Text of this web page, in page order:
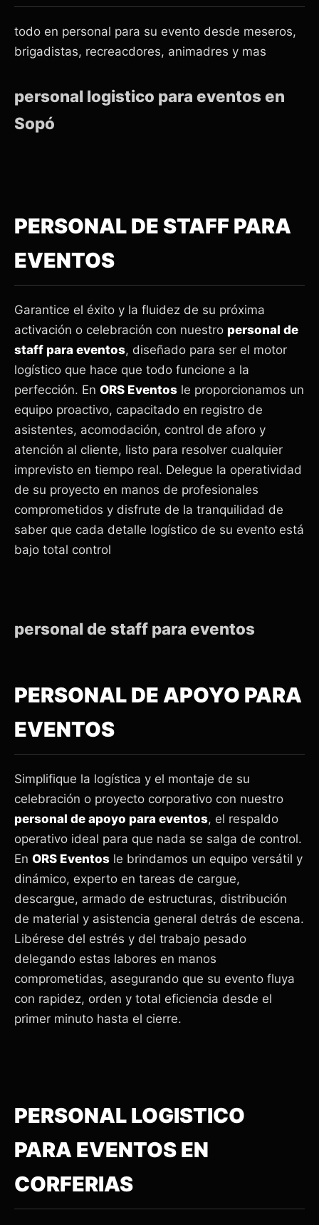
todo en personal para su evento desde meseros,
brigadistas, recreacdores, animadres y mas
personal logistico para eventos en
Sopó
PERSONAL DE STAFF PARA
EVENTOS
Garantice el éxito y la fluidez de su próxima
activación o celebración con nuestro personal de
staff para eventos, diseñado para ser el motor
logístico que hace que todo funcione a la
perfección. En ORS Eventos le proporcionamos un
equipo proactivo, capacitado en registro de
asistentes, acomodación, control de aforo y
atención al cliente, listo para resolver cualquier
imprevisto en tiempo real. Delegue la operatividad
de su proyecto en manos de profesionales
comprometidos y disfrute de la tranquilidad de
saber que cada detalle logístico de su evento está
bajo total control
personal de staff para eventos
PERSONAL DE APOYO PARA
EVENTOS
Simplifique la logística y el montaje de su
celebración o proyecto corporativo con nuestro
personal de apoyo para eventos, el respaldo
operativo ideal para que nada se salga de control.
En ORS Eventos le brindamos un equipo versátil y
dinámico, experto en tareas de cargue,
descargue, armado de estructuras, distribución
de material y asistencia general detrás de escena.
Libérese del estrés y del trabajo pesado
delegando estas labores en manos
comprometidas, asegurando que su evento fluya
con rapidez, orden y total eficiencia desde el
primer minuto hasta el cierre.
PERSONAL LOGISTICO
PARA EVENTOS EN
CORFERIAS